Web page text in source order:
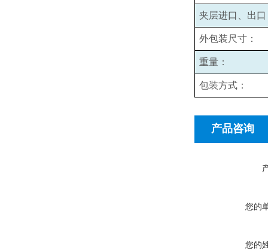
夹层进口、出口
外包装尺寸：
重量：
包装方式：
产品咨询
您的
您的